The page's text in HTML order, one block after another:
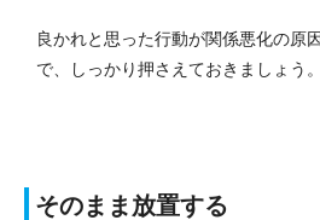
良かれと思った行動が関係悪化の原
で、しっかり押さえておきましょう。
そのまま放置する